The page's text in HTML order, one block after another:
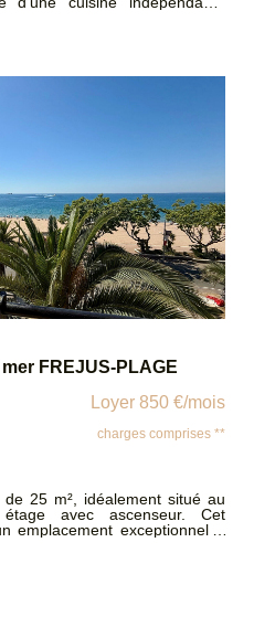
FREJUS-PLAGE
Loyer 850 €/mois
charges comprises **
25 m², idéalement situé au
avec ascenseur. Cet
emplacement exceptionnel à